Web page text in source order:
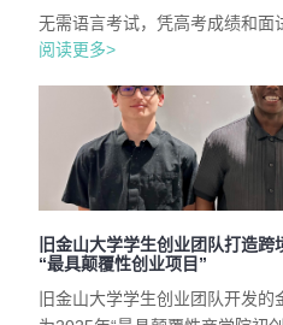
无需语言考试，凭高考成绩和面
阅读更多>
旧金山大学学生创业团队打造
“最具颠覆性创业项目”
旧金山大学学生创业团队开发